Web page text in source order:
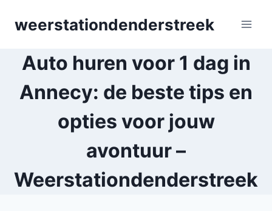
weerstationdenderstreek
Auto huren voor 1 dag in
Annecy: de beste tips en
opties voor jouw
avontuur –
Weerstationdenderstreek